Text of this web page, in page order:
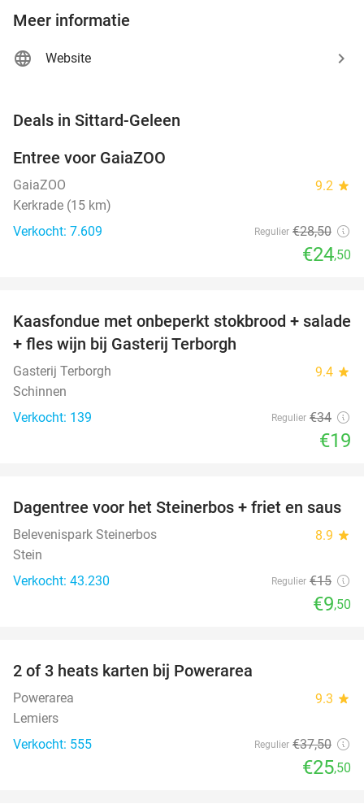
Meer informatie
Website
Deals in Sittard-Geleen
Entree voor GaiaZOO
GaiaZOO 9.2 star
Kerkrade (15 km)
Verkocht: 7.609
Regulier €28,50
€24,50
44%
Kaasfondue met onbeperkt stokbrood + salade
+ fles wijn bij Gasterij Terborgh
Gasterij Terborgh 9.4 star
Schinnen
Verkocht: 139
Regulier €34
€19
37%
Dagentree voor het Steinerbos + friet en saus
Belevenispark Steinerbos 8.9 star
Stein
Verkocht: 43.230
Regulier €15
€9,50
2 of 3 heats karten bij Powerarea
Powerarea 9.3 star
Lemiers
Verkocht: 555
Regulier €37,50
€25,50